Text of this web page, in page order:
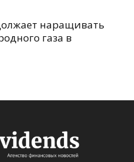
наращивать
газа в